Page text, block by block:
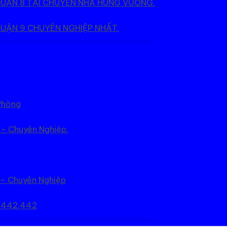
8 TẠI CHUYỂN NHÀ HÙNG VƯƠNG.
9 CHUYÊN NGHIỆP NHẤT.
Chuyên Nghiệp.
Chuyên Nghiệp